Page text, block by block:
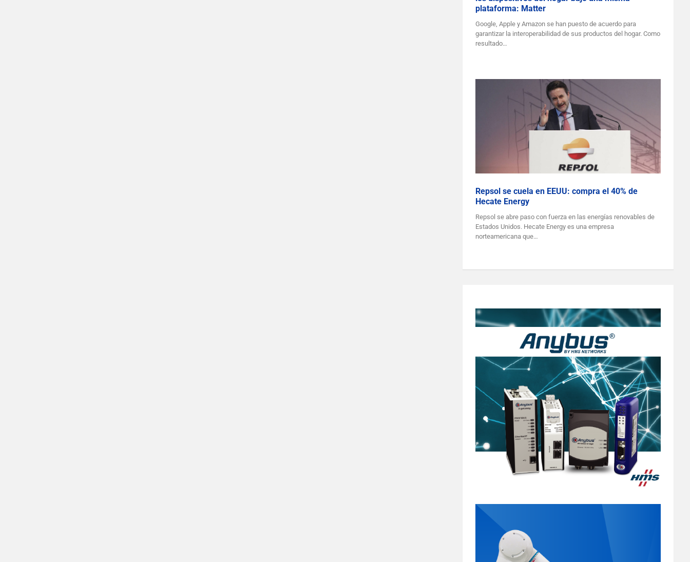
plataforma: Matter
Google, Apple y Amazon se han puesto de acuerdo para
garantizar la interoperabilidad de sus productos del hogar. Como
resultado…
Repsol se cuela en EEUU: compra el 40% de
Hecate Energy
Repsol se abre paso con fuerza en las energías renovables de
Estados Unidos. Hecate Energy es una empresa
norteamericana que…